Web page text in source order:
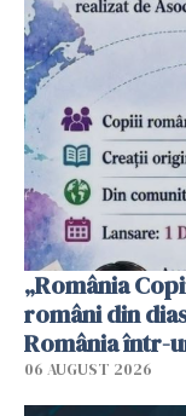
„România
români din
România într-
06 AUGUST 2026